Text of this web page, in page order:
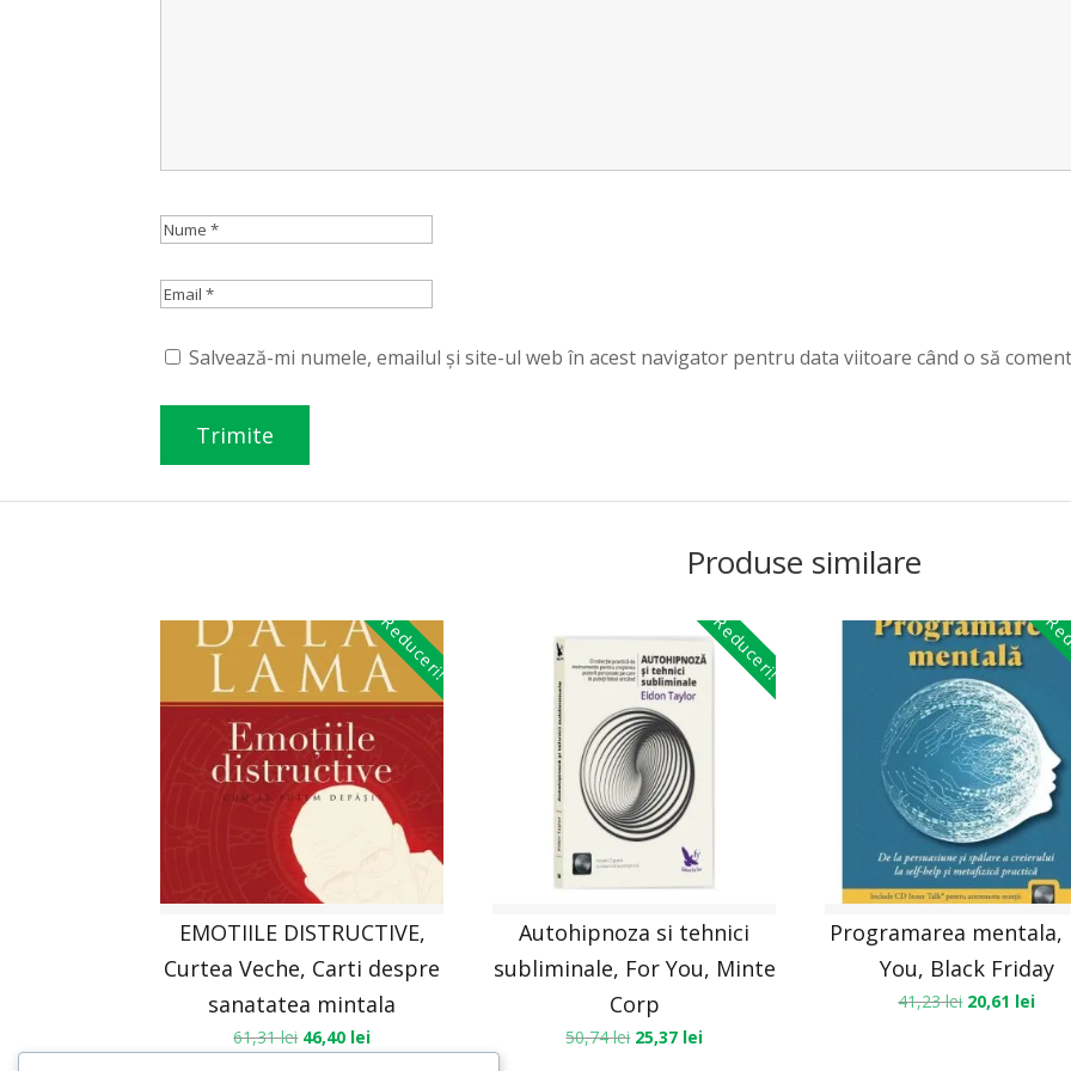
Salvează-mi numele, emailul și site-ul web în acest navigator pentru data viitoare când o să
Produse similare
Reduceri!
EMOTIILE DISTRUCTIVE,
Curtea Veche, Carti despre
sanatatea mintala
61,31lei 46,40 lei
Reduceri!
Autohipnoza si tehnici
subliminale, For You, Minte
Corp
50,74lei 25,37 lei
Programarea mentala,
You, Black Friday
41,23lei 20,61 lei